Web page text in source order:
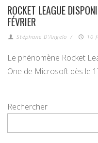
ROCKET LEAGUE
FÉVRIER
Stéphane D'Angelo / 10
Le phénomène Rocket
One de Microsoft dès le
Rechercher